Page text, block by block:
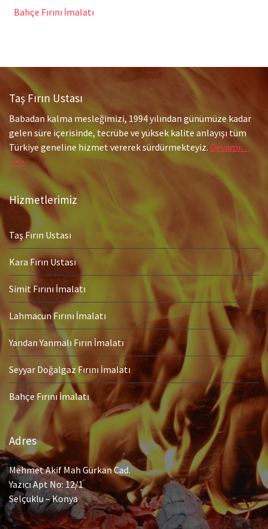
Bahçe Fırını İmalatı
Taş Fırın Ustası
Babadan kalma mesleğimizi, 1994 yılından günümüze kadar
gelen süre içerisinde, tecrübe ve yüksek kalite anlayışı tüm
Türkiye geneline hizmet vererek sürdürmekteyiz. Devamı…
>>>
Hizmetlerimiz
Taş Fırın Ustası
Kara Fırın Ustası
Simit Fırını İmalatı
Lahmacun Fırını İmalatı
Yandan Yanmalı Fırın İmalatı
Seyyar Doğalgaz Fırını İmalatı
Bahçe Fırını İmalatı
Adres
Mehmet Akif Mah Gürkan Cad.
Yazıcı Apt No: 12/1
Selçuklu – Konya